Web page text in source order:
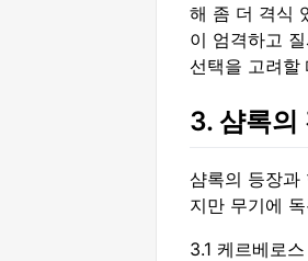
해 좀 더 격식
이 엄격하고
선택을 고려할
3. 샴록의
샴록의 등장과
지만 무기에
3.1 케르베로